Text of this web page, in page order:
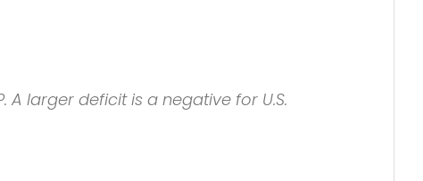
larger deficit is a negative for U.S.